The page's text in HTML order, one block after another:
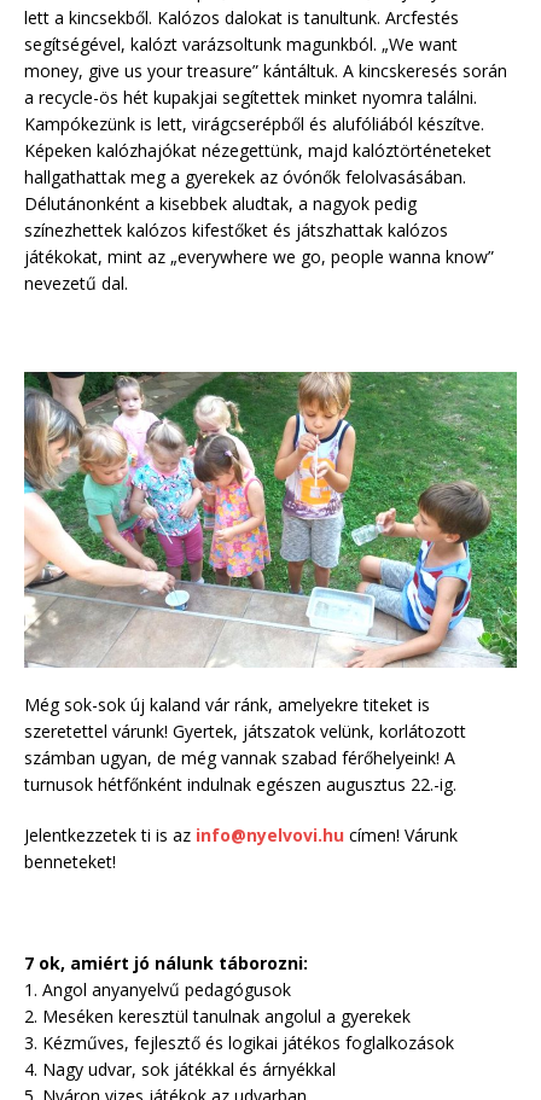
lett a kincsekből. Kalózos dalokat is tanultunk. Arcfestés
segítségével, kalózt varázsoltunk magunkból. „We want
money, give us your treasure” kántáltuk. A kincskeresés során
a recycle-ös hét kupakjai segítettek minket nyomra találni.
Kampókezünk is lett, virágcserépből és alufóliából készítve.
Képeken kalózhajókat nézegettünk, majd kalóztörténeteket
hallgathattak meg a gyerekek az óvónők felolvasásában.
Délutánonként a kisebbek aludtak, a nagyok pedig
színezhettek kalózos kifestőket és játszhattak kalózos
játékokat, mint az „everywhere we go, people wanna know”
nevezetű dal.
Még sok-sok új kaland vár ránk, amelyekre titeket is
szeretettel várunk! Gyertek, játszatok velünk, korlátozott
számban ugyan, de még vannak szabad férőhelyeink! A
turnusok hétfőnként indulnak egészen augusztus 22.-ig.
Jelentkezzetek ti is az info@nyelvovi.hu címen! Várunk
benneteket!
7 ok, amiért jó nálunk táborozni:
1. Angol anyanyelvű pedagógusok
2. Meséken keresztül tanulnak angolul a gyerekek
3. Kézműves, fejlesztő és logikai játékos foglalkozások
4. Nagy udvar, sok játékkal és árnyékkal